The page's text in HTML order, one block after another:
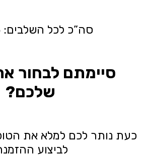
סה”כ לכל השלבים:
סיימתם לבחור
שלכם?
כעת נותר לכם למלא את
לביצוע